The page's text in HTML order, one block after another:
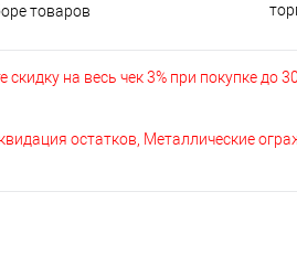
товаров
на весь чек 3% при покупке до
остатков, Металлические